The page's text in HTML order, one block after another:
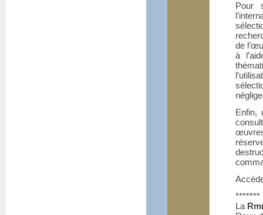
Pour
de
à
Enfin,
*******
La